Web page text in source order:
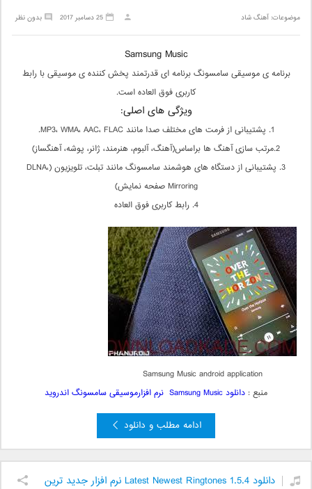
موضوعات:آهنگ شاد بدون نظر 25 دسامبر 2017
Samsung Music
برنامه ی موسیقی سامسونگ برنامه ای قدرتمند پخش کننده ی موسیقی با رابط
کاربری فوق العاده است.
ویژگی های اصلی:
1. پشتیبانی از فرمت های مختلف صدا مانند MP3، WMA، AAC، FLAC.
2.مرتب سازی آهنگ ها براساس(آهنگ، آلبوم، هنرمند، ژانر، پوشه، آهنگساز)
3. پشتیبانی از دستگاه های هوشمند سامسونگ مانند تبلت، تلویزیون (DLNA،
Mirroring صفحه نمایش)
4. رابط کاربری فوق العاده
Samsung Music android application
منبع : دانلود Samsung Music نرم افزارموسیقی سامسونگ اندروید
ادامه مطلب و دانلود
دانلود Latest Newest Ringtones 1.5.4 نرم افزار جدید ترین